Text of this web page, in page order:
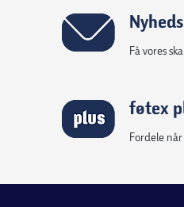
LEGO® NINJAGO® legesæt med
Med Zanes ismotorcykel kan
Få vores
føtex
Fordele